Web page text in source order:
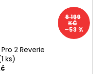
6 199
KČ
–53 %
2 Reverie
ks)